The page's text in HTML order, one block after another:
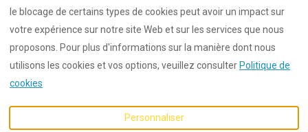
le blocage de certains types de cookies peut avoir un impact sur
votre expérience sur notre site Web et sur les services que nous
proposons. Pour plus d'informations sur la manière dont nous
utilisons les cookies et vos options, veuillez consulterPolitique de
cookies
Personnaliser